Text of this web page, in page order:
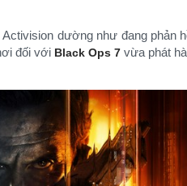
dường như đang phản
đối với Black Ops 7 vừa phát